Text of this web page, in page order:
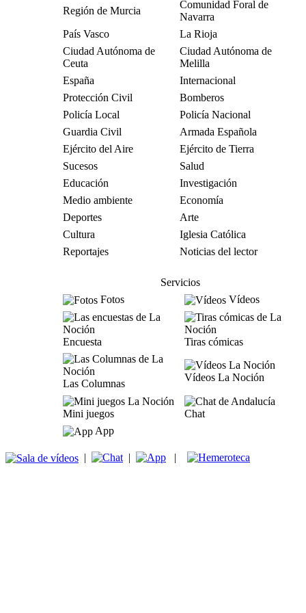
Región de Murcia
Comunidad Foral de
Navarra
País Vasco
La Rioja
Ciudad Autónoma de
Ceuta
Ciudad Autónoma de
Melilla
España
Internacional
Protección Civil
Bomberos
Policía Local
Policía Nacional
Guardia Civil
Armada Española
Ejército del Aire
Ejército de Tierra
Sucesos
Salud
Educación
Investigación
Medio ambiente
Economía
Deportes
Arte
Cultura
Iglesia Católica
Reportajes
Noticias del lector
Servicios
Fotos
Vídeos
Encuesta Tiras cómicas
Las Columnas
Vídeos La Noción
Mini juegos
Chat
App
| | |